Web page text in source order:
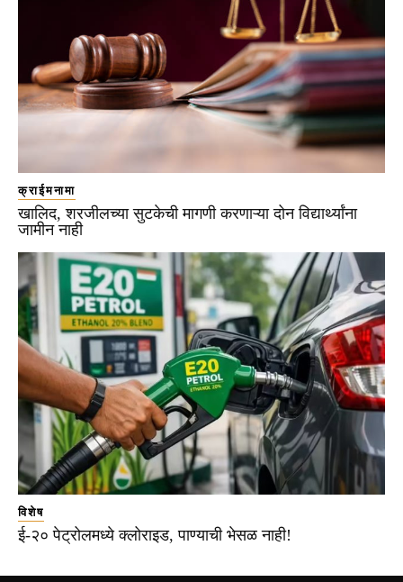
क्राईमनामा
खालिद, शरजीलच्या सुटकेची मागणी करणाऱ्या दोन विद्यार्थ्यांना
जामीन नाही
विशेष
ई-२० पेट्रोलमध्ये क्लोराइड, पाण्याची भेसळ नाही!